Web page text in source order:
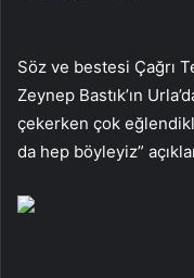
Söz ve bestesi Çağrı
Zeynep Bastık’ın
çekerken çok
da hep böyleyiz”